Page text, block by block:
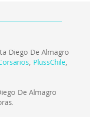
Diego De Almagro
, PlussChile,
De Almagro